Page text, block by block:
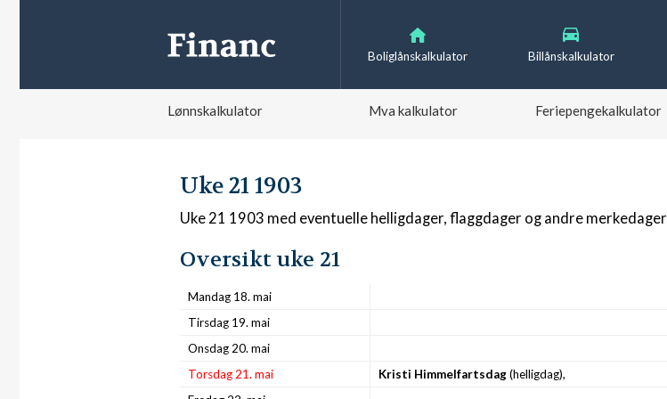
Boliglånskalkulator Billånskalkulator
Lønnskalkulator Mva kalkulator Feriepengekalkulator
Uke 21 1903
Uke 21 1903 med eventuelle helligdager, flaggdager og andre merkedager
Oversikt uke 21
Mandag 18. mai
Tirsdag 19. mai
Onsdag 20. mai
Torsdag 21. mai
Kristi Himmelfartsdag(helligdag),